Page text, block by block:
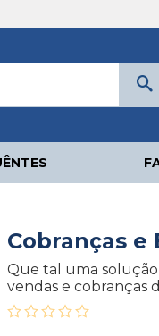
Cobranças
Que tal uma
vendas e cobranças